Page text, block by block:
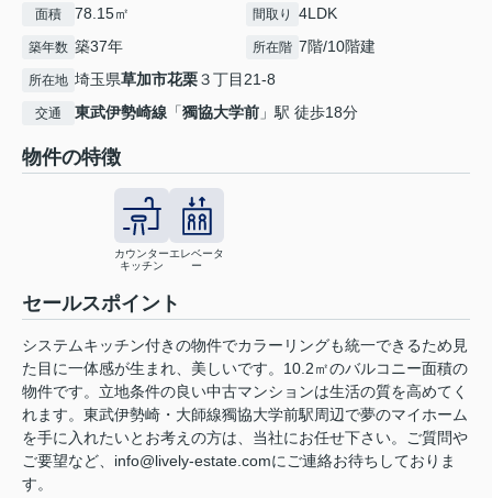
面積 78.15㎡ 間取り 4LDK
築年数 築37年 所在階 7階/10階建
所在地 埼玉県草加市花栗３丁目21-8
交通 東武伊勢崎線 「獨協大学前 」駅 徒歩18分
物件の特徴
カウンター
キッチン
エレベータ
ー
セールスポイント
システムキッチン付きの物件でカラーリングも統一できるため見
た目に一体感が生まれ、美しいです。10.2㎡のバルコニー面積の
物件です。立地条件の良い中古マンションは生活の質を高めてく
れます。東武伊勢崎・大師線獨協大学前駅周辺で夢のマイホーム
を手に入れたいとお考えの方は、当社にお任せ下さい。ご質問や
ご要望など、info@lively-estate.comにご連絡お待ちしておりま
す。